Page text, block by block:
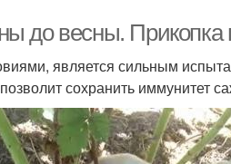
до весны.
является сильным
сохранить иммунитет